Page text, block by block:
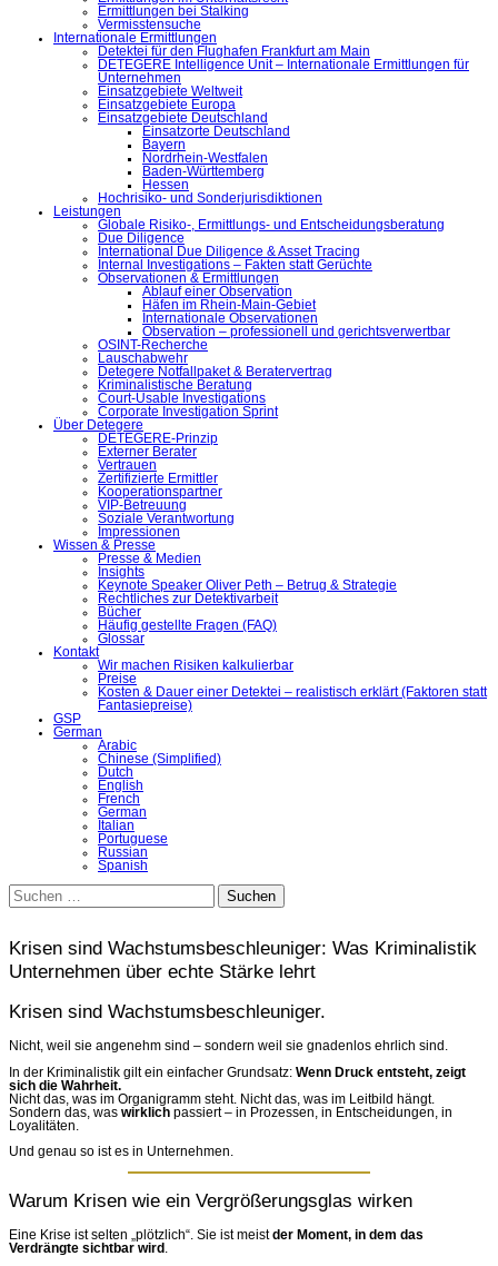
Ermittlungen bei Stalking
Vermisstensuche
Internationale Ermittlungen
Detektei für den Flughafen Frankfurt am Main
DETEGERE Intelligence Unit – Internationale Ermittlungen für
Unternehmen
Einsatzgebiete Weltweit
Einsatzgebiete Europa
Einsatzgebiete Deutschland
Einsatzorte Deutschland
Bayern
Nordrhein-Westfalen
Baden-Württemberg
Hessen
Hochrisiko- und Sonderjurisdiktionen
Leistungen
Globale Risiko-, Ermittlungs- und Entscheidungsberatung
Due Diligence
International Due Diligence & Asset Tracing
Internal Investigations – Fakten statt Gerüchte
Observationen & Ermittlungen
Ablauf einer Observation
Häfen im Rhein-Main-Gebiet
Internationale Observationen
Observation – professionell und gerichtsverwertbar
OSINT-Recherche
Lauschabwehr
Detegere Notfallpaket & Beratervertrag
Kriminalistische Beratung
Court-Usable Investigations
Corporate Investigation Sprint
Über Detegere
DETEGERE-Prinzip
Externer Berater
Vertrauen
Zertifizierte Ermittler
Kooperationspartner
VIP-Betreuung
Soziale Verantwortung
Impressionen
Wissen & Presse
Presse & Medien
Insights
Keynote Speaker Oliver Peth – Betrug & Strategie
Rechtliches zur Detektivarbeit
Bücher
Häufig gestellte Fragen (FAQ)
Glossar
Kontakt
Wir machen Risiken kalkulierbar
Preise
Kosten & Dauer einer Detektei – realistisch erklärt (Faktoren statt
Fantasiepreise)
GSP
German
Arabic
Chinese (Simplified)
Dutch
English
French
German
Italian
Portuguese
Russian
Spanish
Suchen
nach:
Krisen sind Wachstumsbeschleuniger: Was Kriminalistik
Unternehmen über echte Stärke lehrt
Krisen sind Wachstumsbeschleuniger.
Nicht, weil sie angenehm sind – sondern weil sie gnadenlos ehrlich sind.
In der Kriminalistik gilt ein einfacher Grundsatz: Wenn Druck entsteht, zeigt
sich die Wahrheit.
Nicht das, was im Organigramm steht. Nicht das, was im Leitbild hängt.
Sondern das, was wirklich passiert – in Prozessen, in Entscheidungen, in
Loyalitäten.
Und genau so ist es in Unternehmen.
Warum Krisen wie ein Vergrößerungsglas wirken
Eine Krise ist selten „plötzlich“. Sie ist meistder Moment, in dem das
Verdrängte sichtbar wird